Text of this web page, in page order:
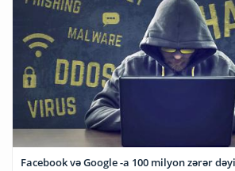
Facebook və Google -a 100 milyon zərər